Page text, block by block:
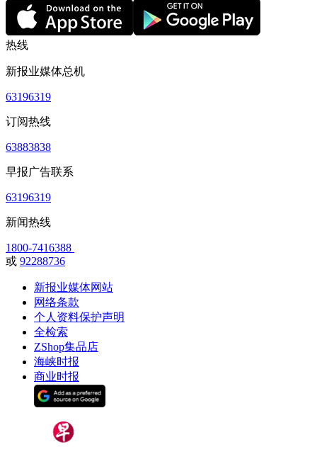
热线
新报业媒体总机
63196319
订阅热线
63883838
早报广告联系
63196319
新闻热线
1800-7416388
或 92288736
新报业媒体网站
网络条款
个人资料保护声明
全检索
ZShop集品店
海峡时报
商业时报